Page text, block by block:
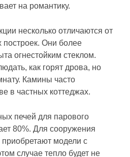
на романтику.
несколько отличаются от
Они более
огнестойким стеклом.
как горят дрова, но
Камины часто
в частных коттеджах.
печей для парового
80%. Для сооружения
модели с
случае тепло будет не